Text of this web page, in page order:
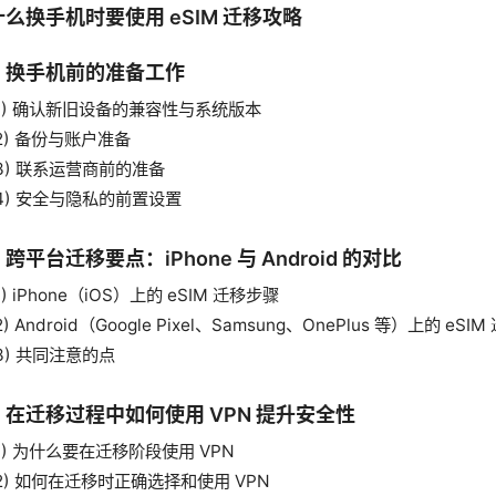
么换手机时要使用 eSIM 迁移攻略
换手机前的准备工作
确认新旧设备的兼容性与系统版本
备份与账户准备
联系运营商前的准备
安全与隐私的前置设置
跨平台迁移要点：iPhone 与 Android 的对比
iPhone（iOS）上的 eSIM 迁移步骤
Android（Google Pixel、Samsung、OnePlus 等）上的 eSIM
共同注意的点
在迁移过程中如何使用 VPN 提升安全性
为什么要在迁移阶段使用 VPN
如何在迁移时正确选择和使用 VPN